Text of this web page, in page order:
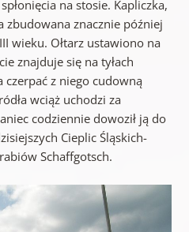
na stosie. Kapliczka,
zbudowana znacznie później
wieku. Ołtarz ustawiono na
znajduje się na tyłach
z niego cudowną
wciąż uchodzi za
codziennie dowoził ją do
Cieplic Śląskich-
Schaffgotsch.